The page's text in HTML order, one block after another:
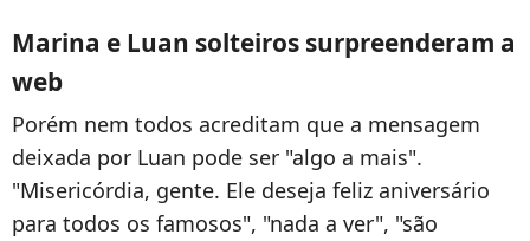
Marina e Luan solteiros surpreenderam a
web
Porém nem todos acreditam que a mensagem
deixada por Luan pode ser "algo a mais".
"Misericórdia, gente. Ele deseja feliz aniversário
para todos os famosos", "nada a ver", "são